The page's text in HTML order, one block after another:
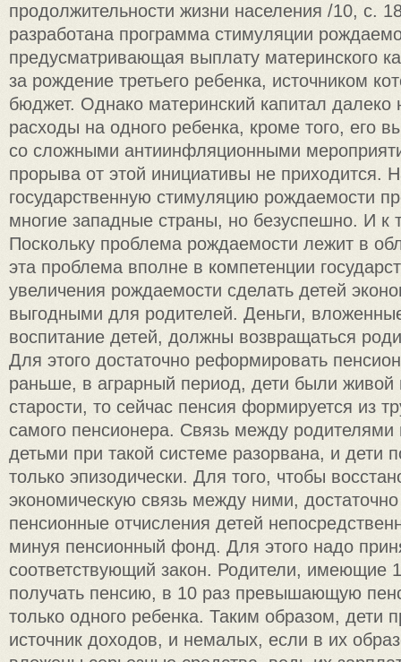
продолжительности жизни населения /10, с.
разработана программа стимуляции
предусматривающая выплату материнского
за рождение третьего ребенка, источником
бюджет. Однако материнский капитал далеко
расходы на одного ребенка, кроме того, его
со сложными антиинфляционными
прорыва от этой инициативы не приходится.
государственную стимуляцию рождаемости
многие западные страны, но безуспешно. И к
Поскольку проблема рождаемости лежит в
эта проблема вполне в компетенции
увеличения рождаемости сделать детей
выгодными для родителей. Деньги,
воспитание детей, должны возвращаться
Для этого достаточно реформировать
раньше, в аграрный период, дети были живой
старости, то сейчас пенсия формируется из
самого пенсионера. Связь между
детьми при такой системе разорвана, и дети
только эпизодически. Для того, чтобы
экономическую связь между ними, достаточно
пенсионные отчисления детей
минуя пенсионный фонд. Для этого надо
соответствующий закон. Родители, имеющие
получать пенсию, в 10 раз превышающую
только одного ребенка. Таким образом, дети
источник доходов, и немалых, если в их